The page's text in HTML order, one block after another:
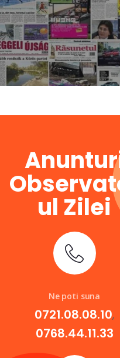
ul Zilei
Ne poti suna
0721.08.08.10,
0768.44.11.33